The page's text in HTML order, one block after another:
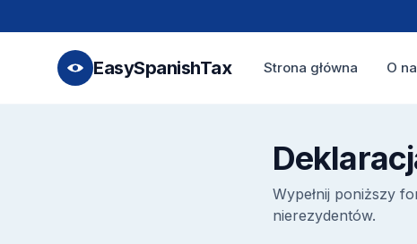
EasySpanishTax Strona główna O
Wypełnij poniższy
nierezydentów.